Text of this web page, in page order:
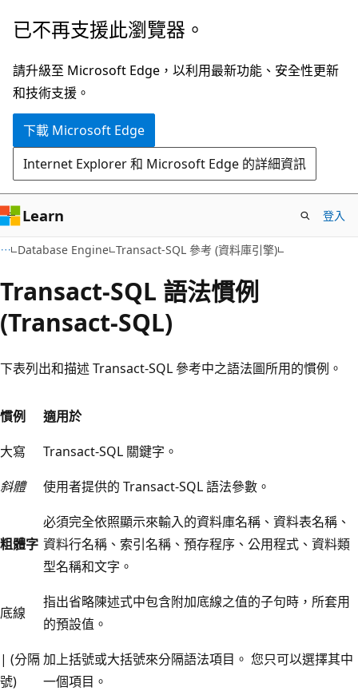
跳
主
要
內
已不再支援此瀏覽器。
請升級至 Microsoft Edge，以利用最新功能、安全性更新
和技術支援。
下載 Microsoft Edge
Internet Explorer 和 Microsoft Edge 的詳細資訊
Learn 登入
Database Engine Transact-SQL 參考 (資料庫引擎)
Transact-SQL 語法慣例
(Transact-SQL)
下表列出和描述 Transact-SQL 參考中之語法圖所用的慣例。
慣例
適用於
大寫
Transact-SQL 關鍵字。
斜體
使用者提供的 Transact-SQL 語法參數。
粗體字
必須完全依照顯示來輸入的資料庫名稱、資料表名稱、
資料行名稱、索引名稱、預存程序、公用程式、資料類
型名稱和文字。
底線
指出省略陳述式中包含附加底線之值的子句時，所套用
的預設值。
| (分隔
號)
加上括號或大括號來分隔語法項目。 您只可以選擇其中
一個項目。